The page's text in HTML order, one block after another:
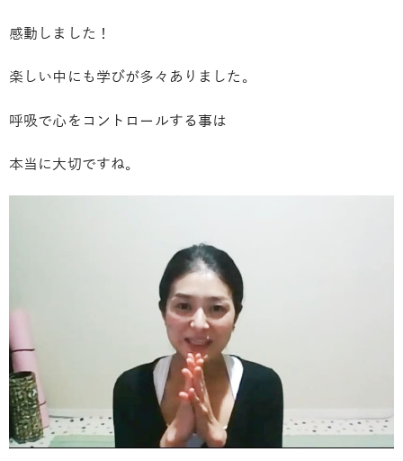
感動しました！
楽しい中にも学びが多々ありました。
呼吸で心をコントロールする事は
本当に大切ですね。